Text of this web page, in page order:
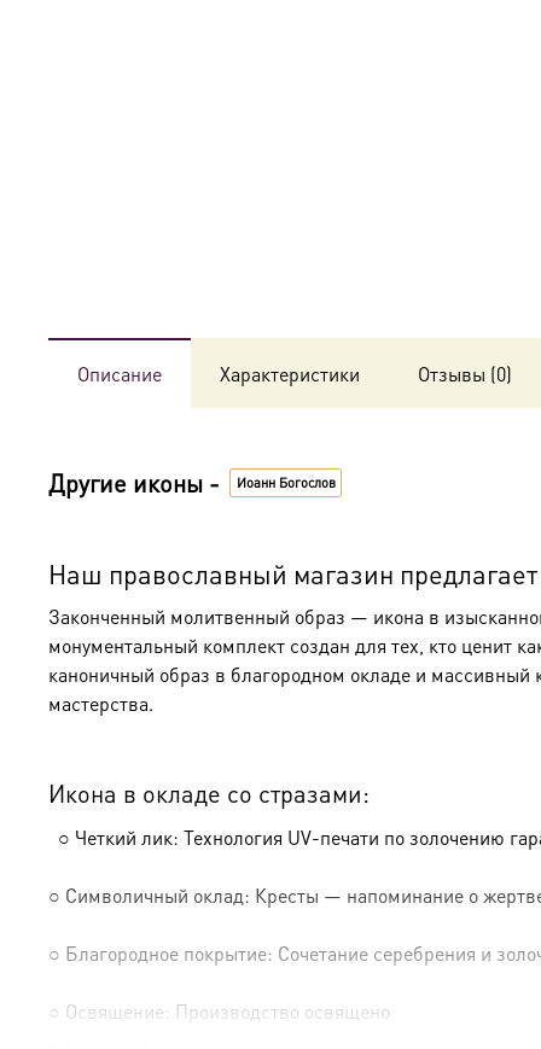
Описание Характеристики Отзывы (0)
Другие иконы - Иоанн Богослов
Наш православный магазин
Законченный молитвенный образ — икона в
монументальный комплект создан для тех, кто ценит
каноничный образ в благородном окладе и
мастерства.
Икона в окладе со стразами:
○ Четкий лик: Технология UV-печати по золочению
○ Символичный оклад: Кресты — напоминание о
○ Благородное покрытие: Сочетание серебрения и
○ Освящение: Производство освящено